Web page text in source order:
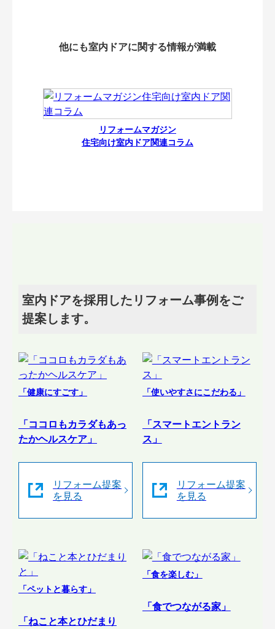
他にも室内ドアに関する情報が満載
リフォームマガジン
住宅向け室内ドア関連コラム
室内ドアを採用したリフォーム事例をご
提案します。
「健康にすごす」
「ココロもカラダもあっ
たかヘルスケア」
リフォーム提案
を見る
「使いやすさにこだわる」
「スマートエントラン
ス」
リフォーム提案
を見る
「ペットと暮らす」
「ねこと本とひだまり
「食を楽しむ」
「食でつながる家」